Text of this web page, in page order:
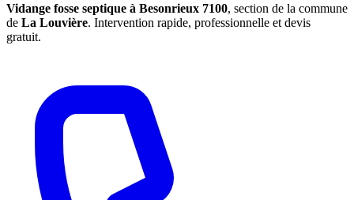
Vidange fosse septique à Besonrieux 7100, section de la commune
de La Louvière. Intervention rapide, professionnelle et devis
gratuit.